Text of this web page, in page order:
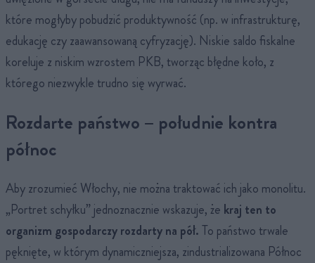
które mogłyby pobudzić produktywność (np. w infrastrukturę,
edukację czy zaawansowaną cyfryzację). Niskie saldo fiskalne
koreluje z niskim wzrostem PKB, tworząc błędne koło, z
którego niezwykle trudno się wyrwać.
Rozdarte państwo – południe kontra
północ
Aby zrozumieć Włochy, nie można traktować ich jako monolitu.
„Portret schyłku” jednoznacznie wskazuje, że kraj ten to
organizm gospodarczy rozdarty na pół.To państwo trwale
pęknięte, w którym dynamiczniejsza, zindustrializowana Północ